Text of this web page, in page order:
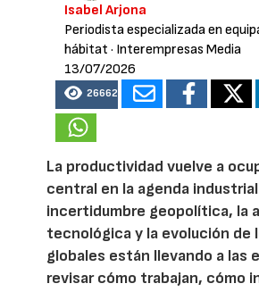
Isabel Arjona
Periodista especializada en
hábitat · Interempresas Media
13/07/2026
26662
La productividad vuelve a
central en la agenda
incertidumbre geopolítica, la
tecnológica y la evolución de
globales están llevando a las
revisar cómo trabajan, cómo